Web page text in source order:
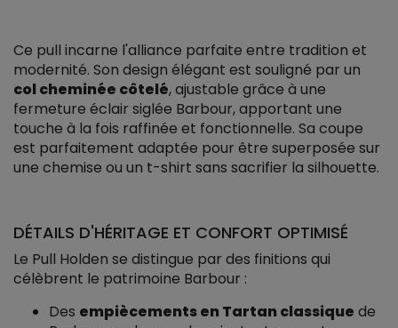
Ce pull incarne l'alliance parfaite entre tradition et
modernité. Son design élégant est souligné par un
col cheminée côtelé, ajustable grâce à une
fermeture éclair siglée Barbour, apportant une
touche à la fois raffinée et fonctionnelle. Sa coupe
est parfaitement adaptée pour être superposée sur
une chemise ou un t-shirt sans sacrifier la silhouette.
DÉTAILS D'HÉRITAGE ET CONFORT OPTIMISÉ
Le Pull Holden se distingue par des finitions qui
célèbrent le patrimoine Barbour :
Des empiècements en Tartan classique de